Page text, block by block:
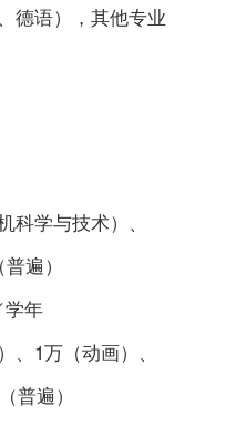
语），其他专业
学与技术）、
遍）
年
1万（动画）、
遍）